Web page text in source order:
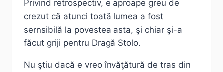
Privind retrospectiv, e aproape greu de
crezut că atunci toată lumea a fost
sernsibilă la povestea asta, şi chiar şi-a
făcut griji pentru Dragă Stolo.
Nu ştiu dacă e vreo învăţătură de tras din